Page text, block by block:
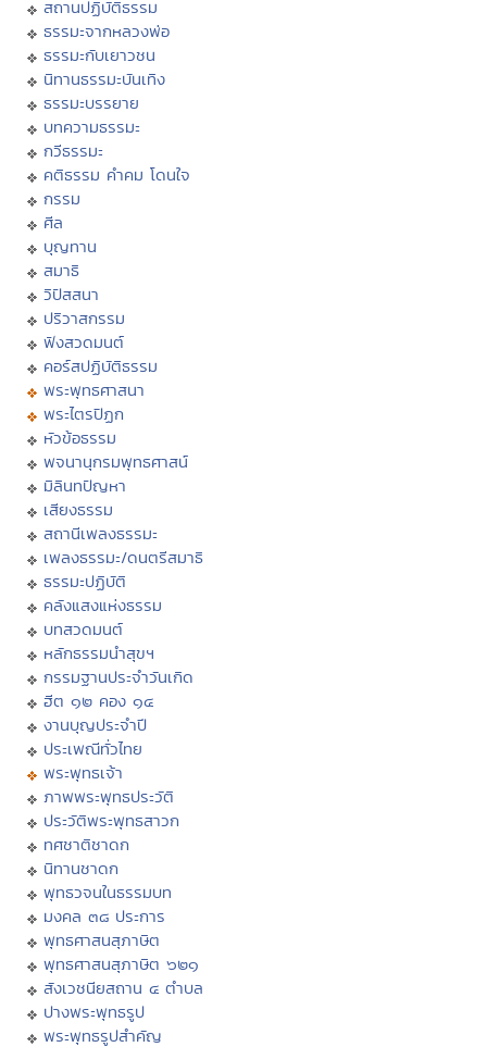
สถานปฏิบัติธรรม
ธรรมะจากหลวงพ่อ
ธรรมะกับเยาวชน
นิทานธรรมะบันเทิง
ธรรมะบรรยาย
บทความธรรมะ
กวีธรรมะ
คติธรรม คำคม โดนใจ
กรรม
ศีล
บุญทาน
สมาธิ
วิปัสสนา
ปริวาสกรรม
ฟังสวดมนต์
คอร์สปฏิบัติธรรม
พระพุทธศาสนา
พระไตรปิฏก
หัวข้อธรรม
พจนานุกรมพุทธศาสน์
มิลินทปัญหา
เสียงธรรม
สถานีเพลงธรรมะ
เพลงธรรมะ/ดนตรีสมาธิ
ธรรมะปฏิบัติ
คลังแสงแห่งธรรม
บทสวดมนต์
หลักธรรมนำสุขฯ
กรรมฐานประจำวันเกิด
ฮีต ๑๒ คอง ๑๔
งานบุญประจำปี
ประเพณีทั่วไทย
พระพุทธเจ้า
ภาพพระพุทธประวัติ
ประวัติพระพุทธสาวก
ทศชาติชาดก
นิทานชาดก
พุทธวจนในธรรมบท
มงคล ๓๘ ประการ
พุทธศาสนสุภาษิต
พุทธศาสนสุภาษิต ๖๒๑
สังเวชนียสถาน ๔ ตำบล
ปางพระพุทธรูป
พระพุทธรูปสำคัญ